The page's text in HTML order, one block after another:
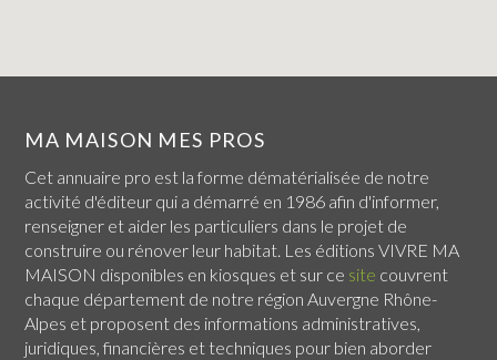
MA MAISON MES PROS
Cet annuaire pro est la forme dématérialisée de notre
activité d'éditeur qui a démarré en 1986 afin d'informer,
renseigner et aider les particuliers dans le projet de
construire ou rénover leur habitat. Les éditions VIVRE MA
MAISON disponibles en kiosques et sur ce site couvrent
chaque département de notre région Auvergne Rhône-
Alpes et proposent des informations administratives,
juridiques, financières et techniques pour bien aborder